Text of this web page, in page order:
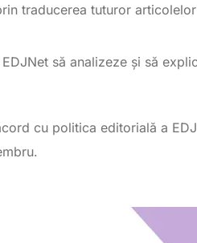
traducerea tuturor
să analizeze și să
cu politica editorială a